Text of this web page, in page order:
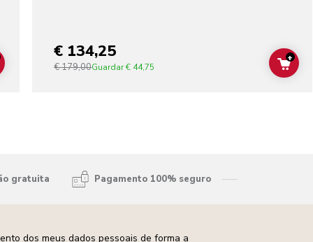
ADD TO CART
€ 134,25
€ 179,00Guardar€ 44,75
+
gratuita Pagamento 100% seguro
dos meus dados pessoais de forma a